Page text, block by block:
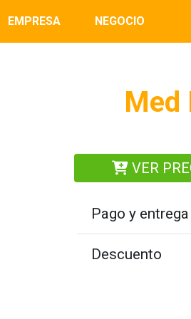
EMPRESA NEGOCIO
Med
VER
Pago y entrega
Descuento